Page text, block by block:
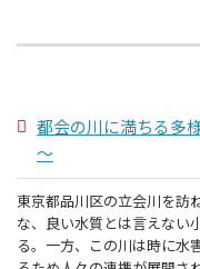
都会の川に満ちる多
～
東京都品川区の立会川を訪
な、良い水質とは言えない
る。一方、この川は時に水